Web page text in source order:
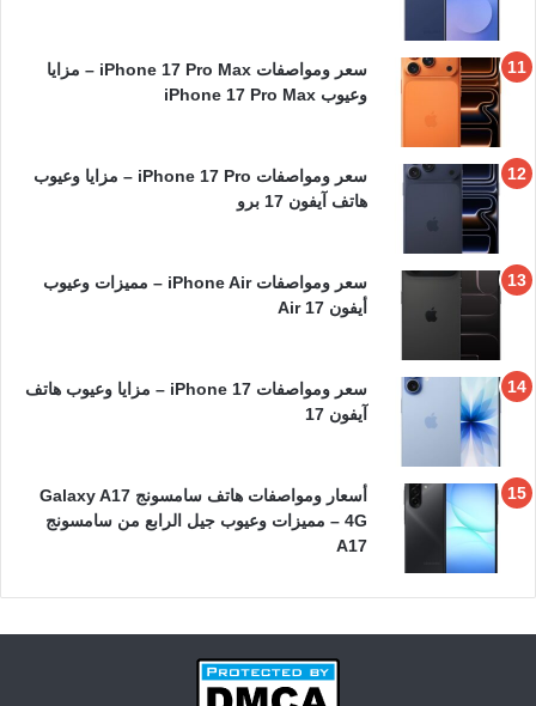
سعر ومواصفات iPhone 17 Pro Max – مزايا
وعيوب iPhone 17 Pro Max
سعر ومواصفات iPhone 17 Pro – مزايا وعيوب
هاتف آيفون 17 برو
سعر ومواصفات iPhone Air – مميزات وعيوب
أيفون 17 Air
سعر ومواصفات iPhone 17 – مزايا وعيوب هاتف
آيفون 17
أسعار ومواصفات هاتف سامسونج Galaxy A17
4G – مميزات وعيوب جيل الرابع من سامسونج
A17